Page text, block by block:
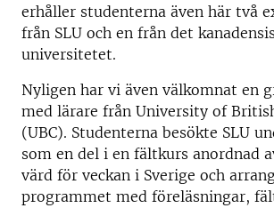
erhåller studenterna även här två
från SLU och en från det
universitetet.
Nyligen har vi även välkomnat en
med lärare från University of
(UBC). Studenterna besökte SLU
som en del i en fältkurs anordnad
värd för veckan i Sverige och
programmet med föreläsningar,